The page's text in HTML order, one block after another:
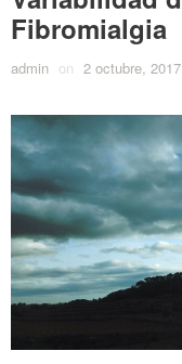
Fibromialgia
admin on 2 octubre, 2017